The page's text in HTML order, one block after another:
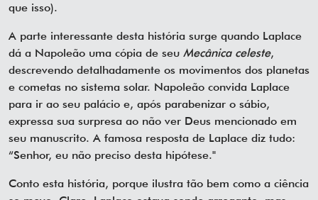
que isso).
A parte interessante desta história surge quando Laplace
dá a Napoleão uma cópia de seu Mecânica celeste,
descrevendo detalhadamente os movimentos dos planetas
e cometas no sistema solar. Napoleão convida Laplace
para ir ao seu palácio e, após parabenizar o sábio,
expressa sua surpresa ao não ver Deus mencionado em
seu manuscrito. A famosa resposta de Laplace diz tudo:
“Senhor, eu não preciso desta hipótese."
Conto esta história, porque ilustra tão bem como a ciência